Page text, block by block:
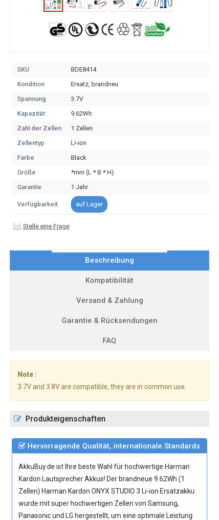
SKU
BDE8414
Kondition
Ersatz, brandneu
Spannung
3.7V
Kapazität
9.62Wh
Zahl der Zellen
1 Zellen
Zellentyp
Li-ion
Farbe
Black
Größe
*mm (L * B * H)
Garantie
1 Jahr
Verfügbarkeit auf Lager
Stelle eine Frage
Beschreibung
Kompatibilität
Versand & Zahlung
Garantie & Rücksendungen
FAQ
Note :
3.7V and 3.8V are compatible, they are in common use.
Produkteigenschaften
Hervorragende Qualität, internationale Standards
AkkuBuy.de ist Ihre beste Wahl für hochwertige Harman
Kardon Lautsprecher Akkus! Der brandneue 9.62Wh (1
Zellen) Harman Kardon ONYX STUDIO 3 Li-ion Ersatzakku
wurde mit super hochwertigen Zellen von Samsung,
Panasonic und LG hergestellt, um eine optimale Leistung